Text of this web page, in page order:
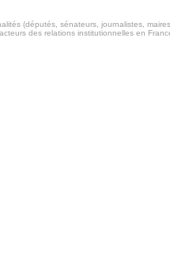
(députés, sénateurs, journalistes,
des relations institutionnelles en